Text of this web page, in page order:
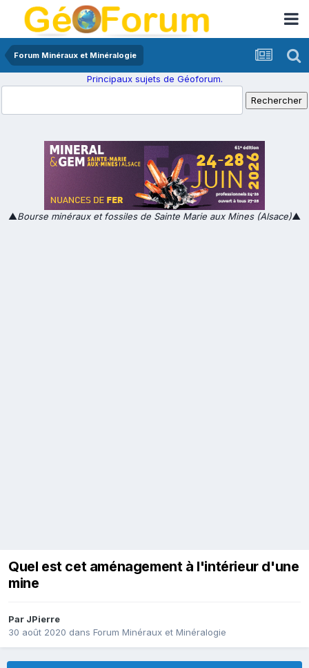
Forum Minéraux et Minéralogie
Principaux sujets de Géoforum.
▲Bourse minéraux et fossiles de Sainte Marie aux Mines (Alsace)▲
Quel est cet aménagement à l'intérieur d'une
mine
Par JPierre
30 août 2020 dans Forum Minéraux et Minéralogie